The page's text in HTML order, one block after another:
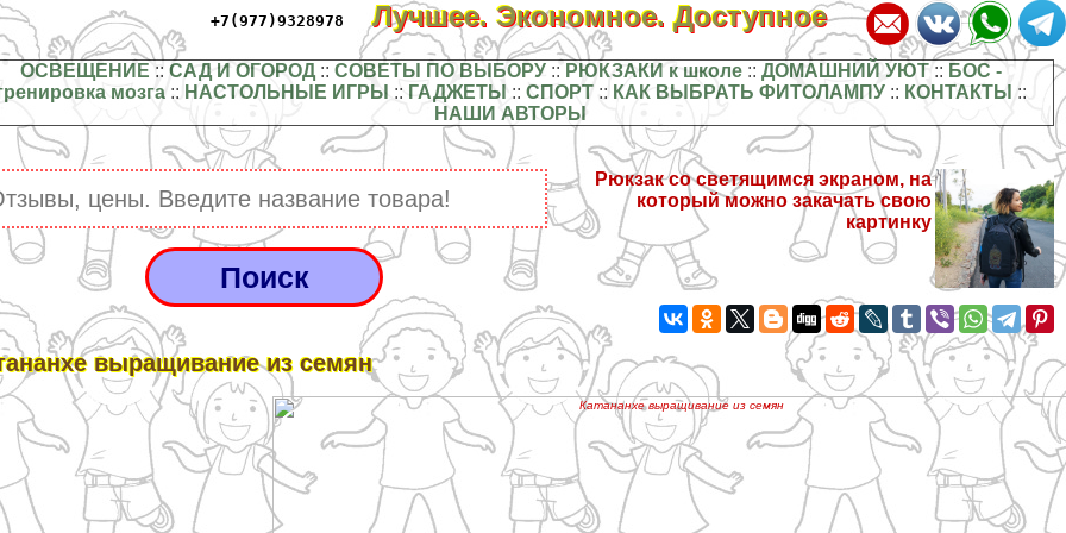
+7(977)9328978 Лучшее. Экономное. Доступное
ОСВЕЩЕНИЕ :: САД И ОГОРОД:: СОВЕТЫ ПО ВЫБОРУ:: РЮКЗАКИ к школе:: ДОМАШНИЙ УЮТ:: БОС -
мозга :: НАСТОЛЬНЫЕ ИГРЫ :: ГАДЖЕТЫ ::СПОРТ :: КАК ВЫБРАТЬ ФИТОЛАМПУ :: КОНТАКТЫ ::
НАШИ АВТОРЫ
Рюкзак со светящимся экраном, на
который можно закачать свою
картинку
выращивание из семян